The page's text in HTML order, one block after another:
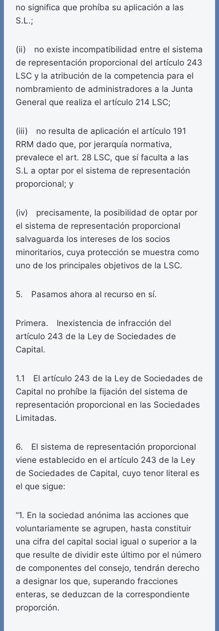
no significa que prohíba su aplicación a las
S.L.;
(ii) no existe incompatibilidad entre el sistema
de representación proporcional del artículo 243
LSC y la atribución de la competencia para el
nombramiento de administradores a la Junta
General que realiza el artículo 214 LSC;
(iii) no resulta de aplicación el artículo 191
RRM dado que, por jerarquía normativa,
prevalece el art. 28 LSC, que sí faculta a las
S.L a optar por el sistema de representación
proporcional; y
(iv) precisamente, la posibilidad de optar por
el sistema de representación proporcional
salvaguarda los intereses de los socios
minoritarios, cuya protección se muestra como
uno de los principales objetivos de la LSC.
5. Pasamos ahora al recurso en sí.
Primera. Inexistencia de infracción del
artículo 243 de la Ley de Sociedades de
Capital.
1.1 El artículo 243 de la Ley de Sociedades de
Capital no prohíbe la fijación del sistema de
representación proporcional en las Sociedades
Limitadas.
6. El sistema de representación proporcional
viene establecido en el artículo 243 de la Ley
de Sociedades de Capital, cuyo tenor literal es
el que sigue:
“1. En la sociedad anónima las acciones que
voluntariamente se agrupen, hasta constituir
una cifra del capital social igual o superior a la
que resulte de dividir este último por el número
de componentes del consejo, tendrán derecho
a designar los que, superando fracciones
enteras, se deduzcan de la correspondiente
proporción.